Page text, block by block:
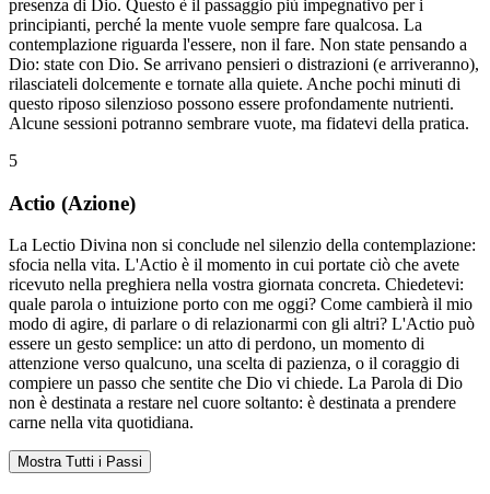
presenza di Dio. Questo è il passaggio più impegnativo per i
principianti, perché la mente vuole sempre fare qualcosa. La
contemplazione riguarda l'essere, non il fare. Non state pensando a
Dio: state con Dio. Se arrivano pensieri o distrazioni (e arriveranno),
rilasciateli dolcemente e tornate alla quiete. Anche pochi minuti di
questo riposo silenzioso possono essere profondamente nutrienti.
Alcune sessioni potranno sembrare vuote, ma fidatevi della pratica.
5
Actio (Azione)
La Lectio Divina non si conclude nel silenzio della contemplazione:
sfocia nella vita. L'Actio è il momento in cui portate ciò che avete
ricevuto nella preghiera nella vostra giornata concreta. Chiedetevi:
quale parola o intuizione porto con me oggi? Come cambierà il mio
modo di agire, di parlare o di relazionarmi con gli altri? L'Actio può
essere un gesto semplice: un atto di perdono, un momento di
attenzione verso qualcuno, una scelta di pazienza, o il coraggio di
compiere un passo che sentite che Dio vi chiede. La Parola di Dio
non è destinata a restare nel cuore soltanto: è destinata a prendere
carne nella vita quotidiana.
Mostra Tutti i Passi